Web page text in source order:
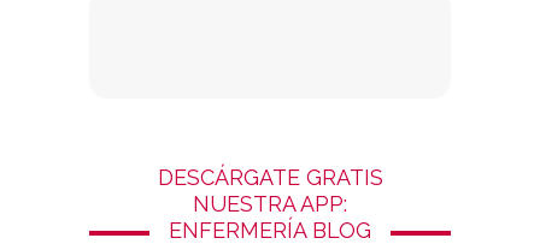
DESCÁRGATE GRATIS
NUESTRA APP:
ENFERMERÍA BLOG